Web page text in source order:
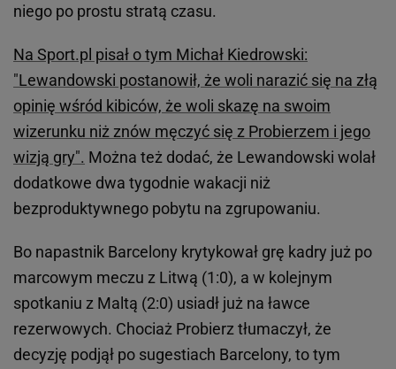
niego po prostu stratą czasu.
Na Sport.pl pisał o tym Michał Kiedrowski:
"Lewandowski postanowił, że woli narazić się na złą
opinię wśród kibiców, że woli skazę na swoim
wizerunku niż znów męczyć się z Probierzem i jego
wizją gry". Można też dodać, że Lewandowski wolał
dodatkowe dwa tygodnie wakacji niż
bezproduktywnego pobytu na zgrupowaniu.
Bo napastnik Barcelony krytykował grę kadry już po
marcowym meczu z Litwą (1:0), a w kolejnym
spotkaniu z Maltą (2:0) usiadł już na ławce
rezerwowych. Chociaż Probierz tłumaczył, że
decyzję podjął po sugestiach Barcelony, to tym